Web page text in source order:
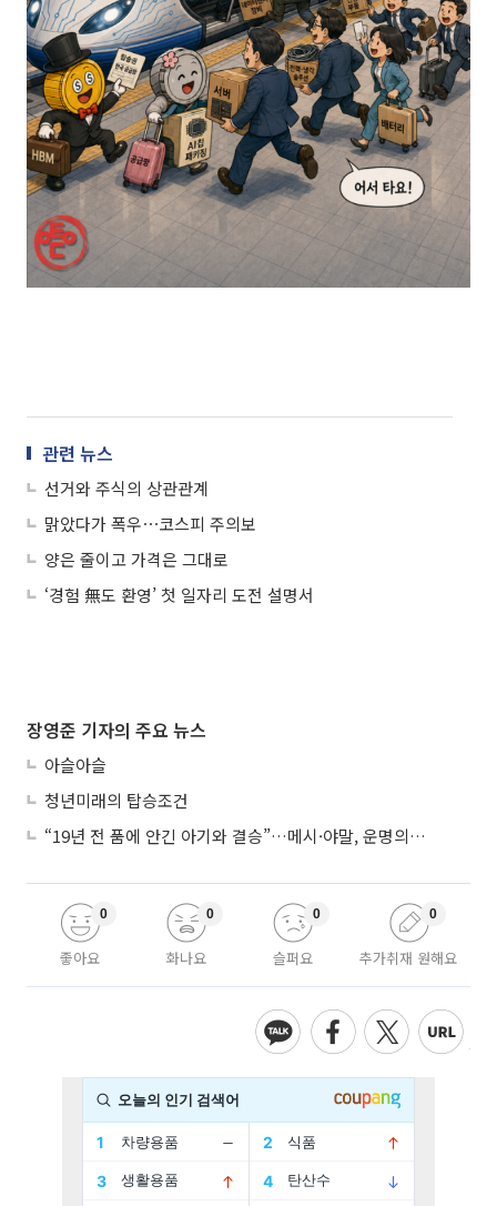
관련 뉴스
선거와 주식의 상관관계
맑았다가 폭우⋯코스피 주의보
양은 줄이고 가격은 그대로
‘경험 無도 환영’ 첫 일자리 도전 설명서
장영준 기자의 주요 뉴스
아슬아슬
청년미래의 탑승조건
“19년 전 품에 안긴 아기와 결승”…메시·야말, 운명의 왕좌 대결
좋아요
0
화나요
0
슬퍼요
0
추가취재 원해요
0